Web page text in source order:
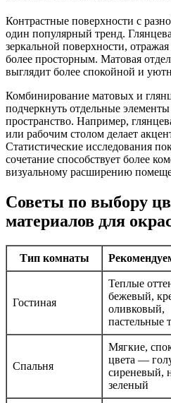
Контрастные поверхности с
один популярный тренд.
зеркальной поверхности,
более просторным. Матовая
выглядит более спокойной и
Комбинирование матовых и
подчеркнуть отдельные
пространство. Например,
или рабочим столом делает
Статистические исследования
сочетание способствует более
визуальному расширению
Советы по выбору
материалов для
Тип комнаты
Гостиная
Теплые
бежевый,
оливковый,
пастельные
Спальня
Мягкие,
цвета —
сиреневый,
зеленый